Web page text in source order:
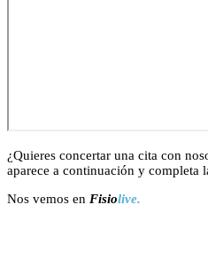
¿Quieres concertar una cita con
aparece a continuación y completa
Nos vemos en Fisiolive.